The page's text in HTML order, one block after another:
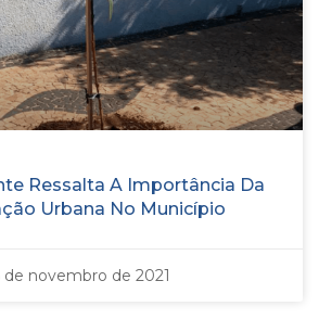
Ressalta A Importância Da
Urbana No Município
de novembro de 2021